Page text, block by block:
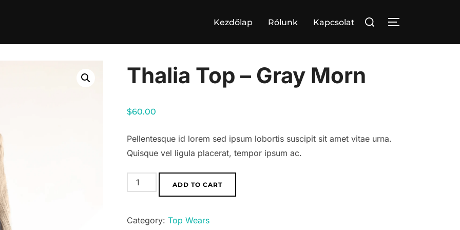
Kezdőlap Rólunk Kapcsolat
Search
TOGGLE
Thalia Top – Gray Morn
$60.00
Pellentesque id lorem sed ipsum lobortis suscipit sit amet vitae urna.
Quisque vel ligula placerat, tempor ipsum ac.
Thalia
Top
Gray
ADD TO CART
Category: Top Wears